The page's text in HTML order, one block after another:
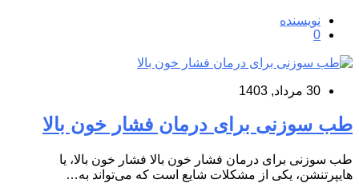
نویسنده
0
30 مرداد, 1403
طب سوزنی برای درمان فشار خون بالا
طب سوزنی برای درمان فشار خون بالا فشار خون بالا، یا
هایپرتنشن، یکی از مشکلات شایع است که می‌تواند به…